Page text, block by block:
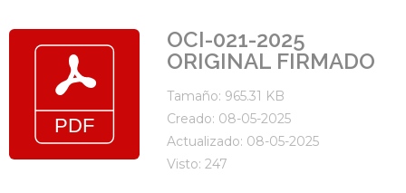
OCI-021-2025
ORIGINAL FIRMADO
Tamaño: 965.31 KB
Creado: 08-05-2025
Actualizado: 08-05-2025
Visto: 247